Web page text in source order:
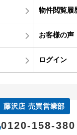
物件閲覧履
お客様の声
ログイン
藤沢店 売買営業部
0120-158-380